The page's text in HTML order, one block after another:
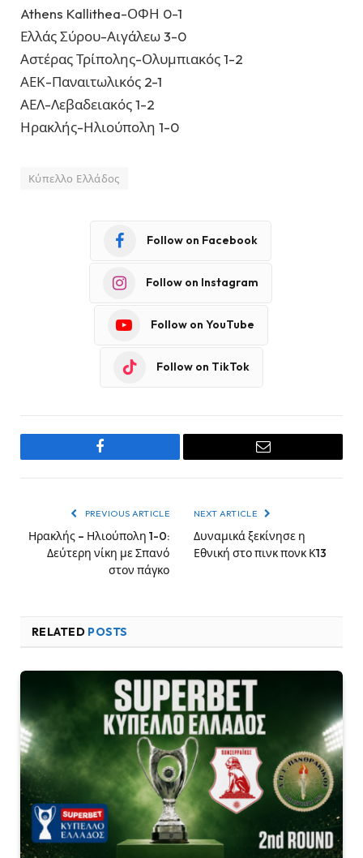
Athens Kallithea-ΟΦΗ 0-1
Ελλάς Σύρου-Αιγάλεω 3-0
Αστέρας Τρίπολης-Ολυμπιακός 1-2
ΑΕΚ-Παναιτωλικός 2-1
ΑΕΛ-Λεβαδειακός 1-2
Ηρακλής-Ηλιούπολη 1-0
Κύπελλο Ελλάδος
Follow on Facebook
Follow on Instagram
Follow on YouTube
Follow on TikTok
Facebook Email
PREVIOUS ARTICLE
Ηρακλής – Ηλιούπολη 1-0:
Δεύτερη νίκη με Σπανό
στον πάγκο
NEXT ARTICLE
Δυναμικά ξεκίνησε η
Εθνική στο πινκ πονκ Κ13
RELATED POSTS